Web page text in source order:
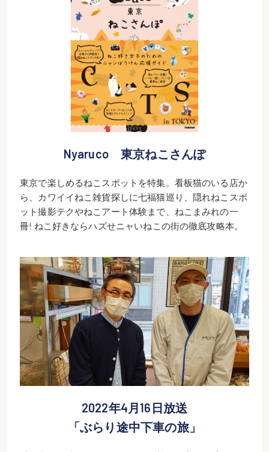
Nyaruco 東京ねこさんぽ
東京で楽しめるねこスポットを特集。看板猫のいる店か
ら、カワイイねこ雑貨探しに七福猫巡り、隠れねこスポ
ット撮影テクやねこアート体験まで、ねこまみれの一
冊! ねこ好きならハズせニャいねこの街の徹底攻略本。
2022年4月16日放送
「ぶらり途中下車の旅」